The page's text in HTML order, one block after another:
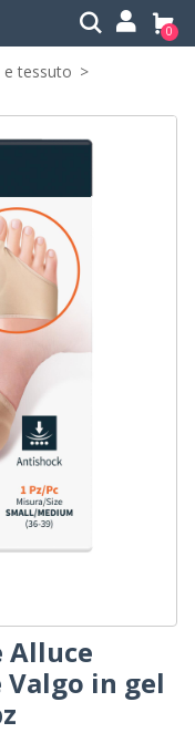
0
e tessuto
Alluce
in gel